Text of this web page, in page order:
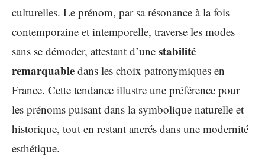
culturelles. Le prénom, par sa résonance à la fois
contemporaine et intemporelle, traverse les modes
sans se démoder, attestant d’une stabilité
remarquable dans les choix patronymiques en
France. Cette tendance illustre une préférence pour
les prénoms puisant dans la symbolique naturelle et
historique, tout en restant ancrés dans une modernité
esthétique.